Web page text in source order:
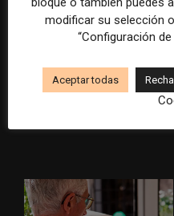
Veinte ejemplos de uso de la
IA en redacciones, productos
modificar su selección
“Configuración de
Aceptar todas